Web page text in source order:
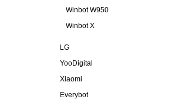
Winbot W950
Winbot X
LG
YooDigital
Xiaomi
Everybot